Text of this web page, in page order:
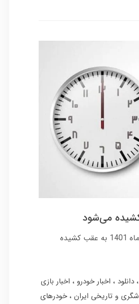
می‌شود
برای آخرین بار ساعات رسمی کشور در سی و یکم شهریور ماه 1401 به عقب کشیده
دانلود اخبار خودرو
اخبار بازی
و تاریخی ایران خودرهای